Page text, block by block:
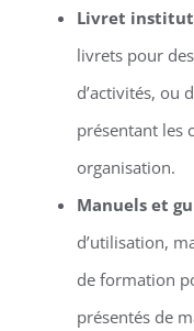
Livret
livrets pour
d’activités, ou
présentant les
organisation.
Manuels et
d’utilisation,
de formation
présentés de